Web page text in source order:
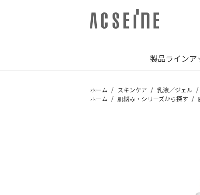
製品ラインア
ホーム スキンケア 乳液／ジェル
ホーム
肌悩み・シリーズから探す